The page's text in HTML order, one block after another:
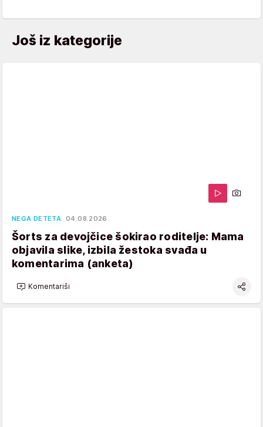
Još iz kategorije
NEGA DETETA 04.08.2026.
Šorts za devojčice šokirao roditelje: Mama
objavila slike, izbila žestoka svađa u
komentarima (anketa)
Komentariši